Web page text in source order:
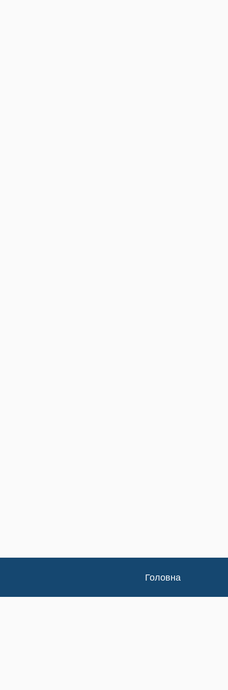
Головна